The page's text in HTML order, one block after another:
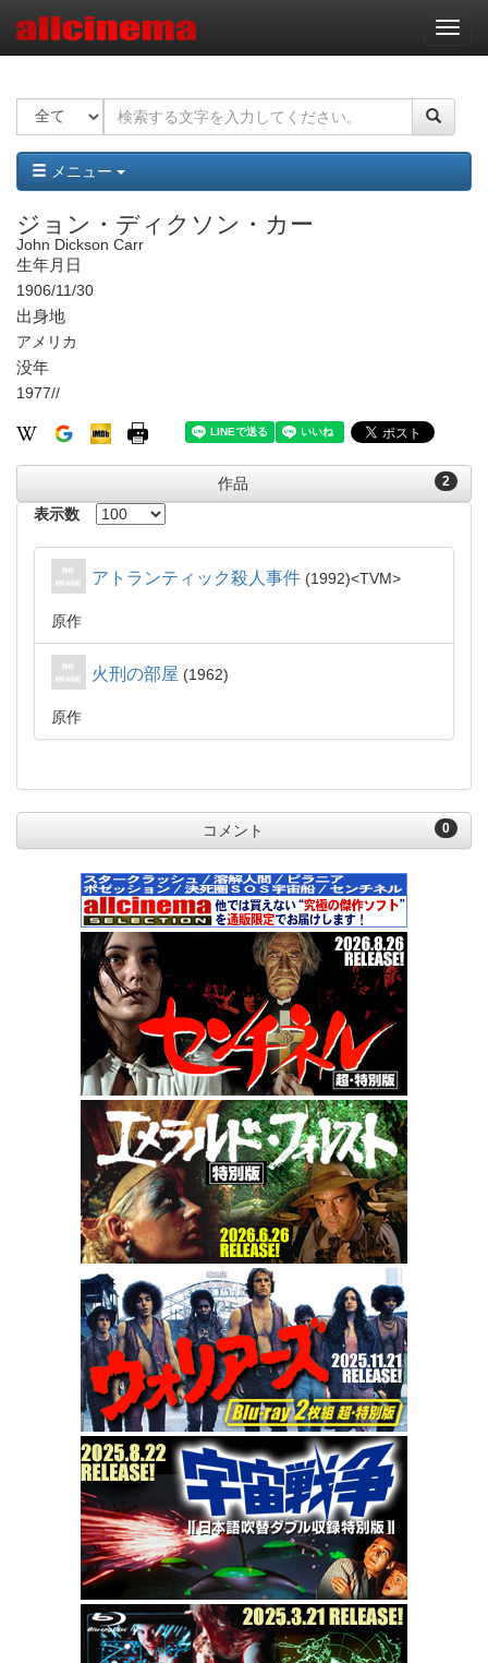
ナ
ビ
ー
ョ
ン
メニュー
ジョン・ディクソン・カー
John Dickson Carr
生年月日
1906/11/30
出身地
アメリカ
没年
1977//
2
作品
表示数
アトランティック殺人事件 1992 TVM
原作
火刑の部屋 1962
原作
0
コメント